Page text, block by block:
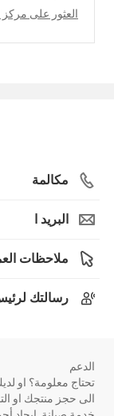
العثور على مركز
مكالمة
البريد ا
ملاحظات
رسالتك
الدعم
تحتاج معلومة؟ او